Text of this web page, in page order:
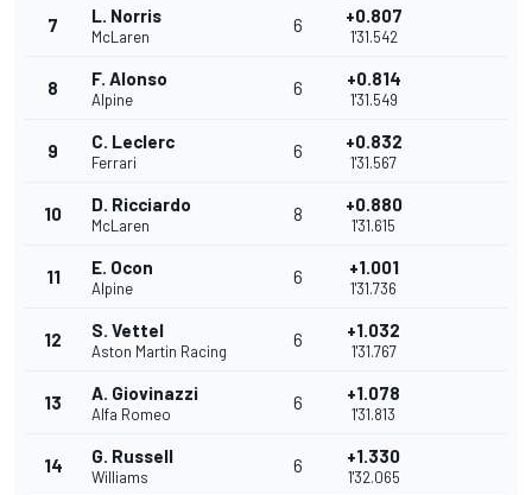
7 L. Norris
McLaren
6 +0.807
1'31.542
8 F. Alonso
Alpine
6 +0.814
1'31.549
9 C. Leclerc
Ferrari
6 +0.832
1'31.567
10 D. Ricciardo
McLaren
8 +0.880
1'31.615
11 E. Ocon
Alpine
6 +1.001
1'31.736
12 S. Vettel
Aston Martin Racing
6 +1.032
1'31.767
13 A. Giovinazzi
Alfa Romeo
6 +1.078
1'31.813
14 G. Russell
Williams
6 +1.330
1'32.065